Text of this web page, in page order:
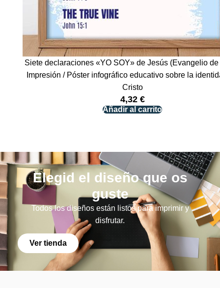
Siete declaraciones «YO SOY» de Jesús (Evangelio
Impresión / Póster infográfico educativo sobre la
Cristo
4,32 €
Añadir al carrito
Elegid el diseño que os
guste
Todos los diseños están listos para imprimir y
disfrutar.
Ver tienda